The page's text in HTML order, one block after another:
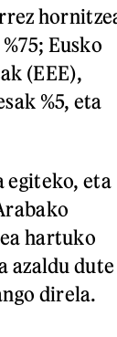
Eusko
(EEE),
%5, eta
eta
hartuko
azaldu dute
direla.